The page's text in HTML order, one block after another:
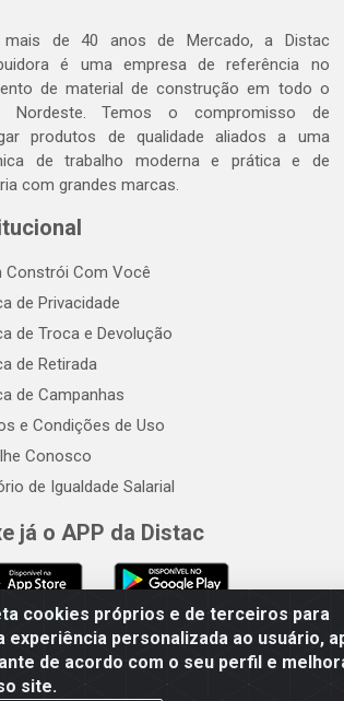
cookies próprios e de terceiros para
experiência personalizada ao usuário,
de acordo com o seu perfil e
site.
mais de 40 anos de Mercado, a Distac
é uma empresa de referência no
de material de construção em todo o
Nordeste. Temos o compromisso de
produtos de qualidade aliados a uma
de trabalho moderna e prática e de
com grandes marcas.
Constrói Com Você
de Privacidade
de Troca e Devolução
de Retirada
de Campanhas
e Condições de Uso
Conosco
de Igualdade Salarial
já o APP da Distac
Distac Distribuidora - Av. Durval de